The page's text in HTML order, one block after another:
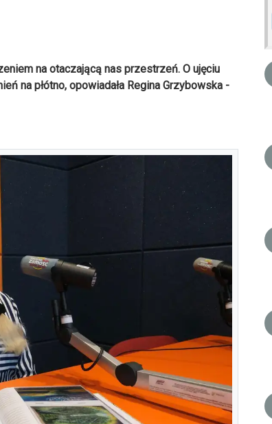
na otaczającą nas przestrzeń. O ujęciu
na płótno, opowiadała Regina Grzybowska -